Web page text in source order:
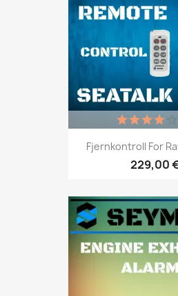
Fjernkontroll For
229,00